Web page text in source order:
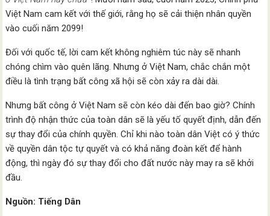
Việt Nam cam kết với thế giới, rằng họ sẽ cải thiện nhân quyền
vào cuối năm 2099!
Đối với quốc tế, lời cam kết không nghiêm túc này sẽ nhanh
chóng chìm vào quên lãng. Nhưng ở Việt Nam, chắc chắn một
điều là tình trạng bất công xã hội sẽ còn xảy ra dài dài.
Nhưng bất công ở Việt Nam sẽ còn kéo dài đến bao giờ? Chính
trình độ nhận thức của toàn dân sẽ là yếu tố quyết định, dẫn đến
sự thay đổi của chính quyền. Chỉ khi nào toàn dân Việt có ý thức
về quyền dân tộc tự quyết và có khả năng đoàn kết để hành
động, thì ngày đó sự thay đổi cho đất nước này may ra sẽ khởi
đầu.
Nguồn: Tiếng Dân